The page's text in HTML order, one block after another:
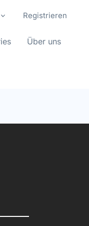
Registrieren
Über uns